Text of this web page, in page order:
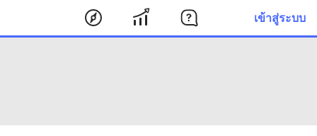
เข้าสู่ระบบ